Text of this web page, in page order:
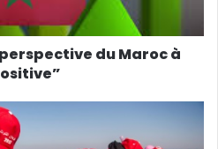
du Maroc à